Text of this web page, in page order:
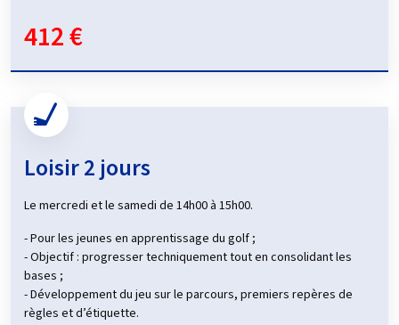
412 €
Loisir 2 jours
Le mercredi et le samedi de 14h00 à 15h00.
- Pour les jeunes en apprentissage du golf ;
- Objectif : progresser techniquement tout en consolidant les
bases ;
- Développement du jeu sur le parcours, premiers repères de
règles et d’étiquette.